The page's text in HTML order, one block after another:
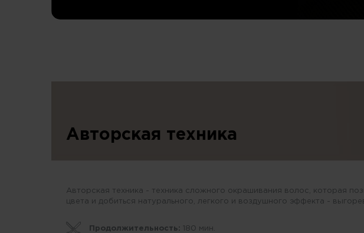
Авторская техника
Авторская техника - техника сложного окрашивания волос, которая
цвета и добиться натурального, легкого и воздушного эффекта -
Продолжительность: 180 мин.